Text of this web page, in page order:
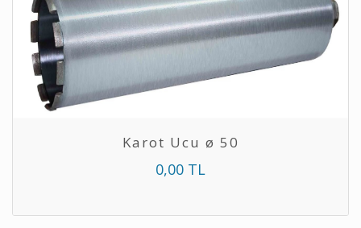
Karot Ucu ø 50
0,00 TL